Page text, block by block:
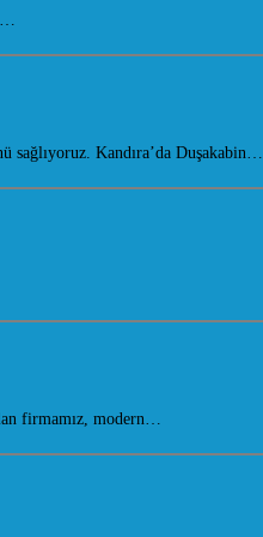
sağlıyoruz. Kandıra’da Duşakabin…
firmamız, modern…